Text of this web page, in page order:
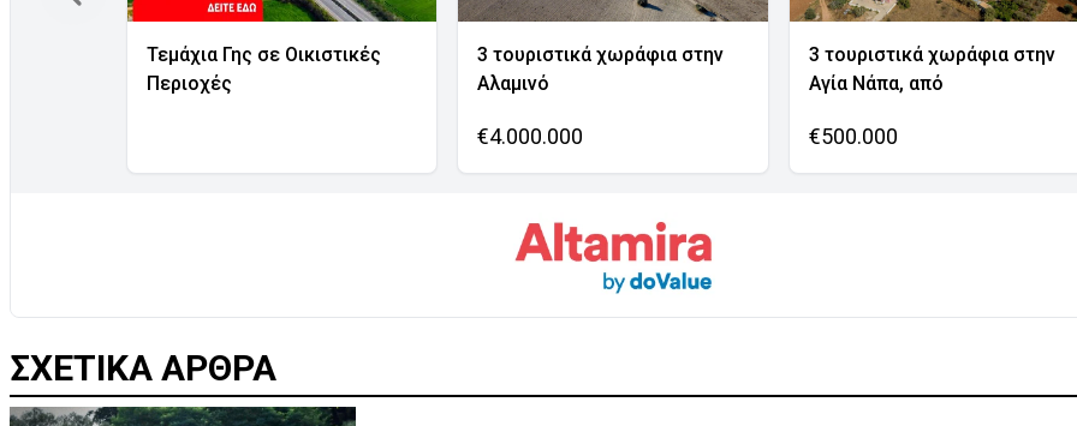
Τεμάχια Γης σε Οικιστικές
Περιοχές
3 τουριστικά χωράφια στην
Αλαμινό
€4.000.000
3 τουριστικά χωράφια στην
Αγία Νάπα, από
€500.000
ΣΧΕΤΙΚΑ ΑΡΘΡΑ